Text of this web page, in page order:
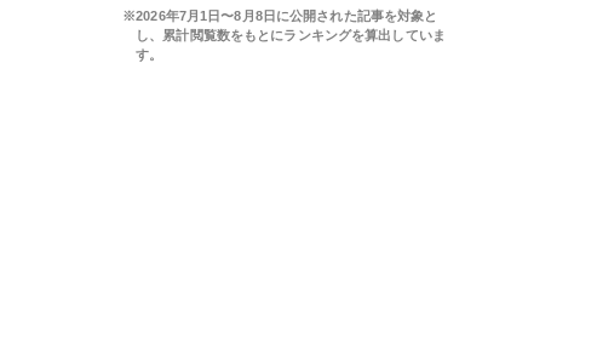
※2026年7月1日〜8月8日に公開された記事を対象と
し、累計閲覧数をもとにランキングを算出していま
す。